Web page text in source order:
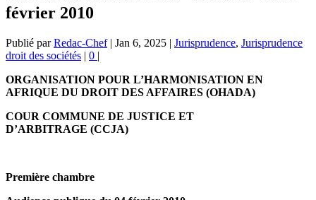
février 2010
Publié parRedac-Chef| Jan 6, 2025 | Jurisprudence, Jurisprudence
droit des sociétés | 0 |
ORGANISATION POUR L’HARMONISATION EN
AFRIQUE DU DROIT DES AFFAIRES (OHADA)
COUR COMMUNE DE JUSTICE ET
D’ARBITRAGE (CCJA)
Première chambre